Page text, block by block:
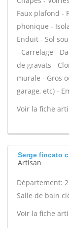
Faux plafond -
phonique -
Enduit - Sol
- Carrelage -
de gravats -
murale - Gros
garage, etc) -
Voir la fiche
Serge fincato
Artisan
Département:
Salle de bain
Voir la fiche